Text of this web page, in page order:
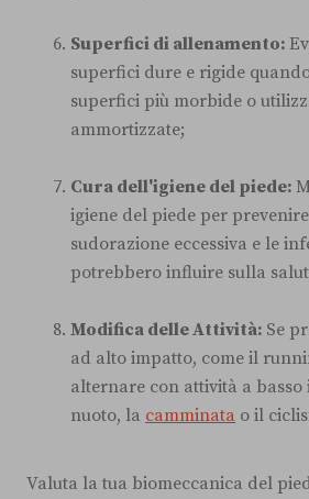
Superfici di allenamento:
superfici dure e rigide
superfici più morbide o
ammortizzate;
Cura dell'igiene del piede:
igiene del piede per
sudorazione eccessiva e le
potrebbero influire sulla
Modifica delle Attività: Se
ad alto impatto, come il
alternare con attività a
nuoto, la camminata o il
Valuta la tua biomeccanica del